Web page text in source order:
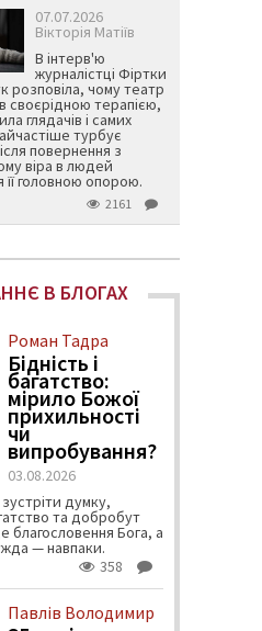
07.07.2026
Вікторія Матіїв
В інтерв'ю
журналістці Фіртки
розповіла, чому театр
своєрідною терапією,
глядачів і самих
турбує
повернення з
віра в людей
її головною опорою.
2161
В БЛОГАХ
Роман Тадра
Бідність і
багатство:
мірило Божої
прихильності
чи
випробування?
03.08.2026
думку,
та добробут
Бога, а
— навпаки.
358
Павлів Володимир